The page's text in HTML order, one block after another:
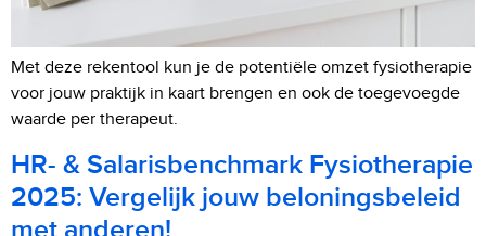
Met deze rekentool kun je de potentiële omzet fysiotherapie
voor jouw praktijk in kaart brengen en ook de toegevoegde
waarde per therapeut.
HR- & Salarisbenchmark Fysiotherapie
2025: Vergelijk jouw beloningsbeleid